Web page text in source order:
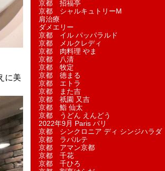
に美
京都 招福亭
京都 シャルキュトリーM
肩治療
ダメエリー
京都 イル パッパラルド
京都 メルクレディ
京都 肉料理 やま
京都 八清
京都 牧定
京都 徳まる
京都 エトラ
京都 また吉
京都 祇園 又吉
京都 鮨 仙太
京都 うどん えんどう
2022年9月 Paris パリ
京都 シンクロニア ディ シンジハラダ
京都 ラパルテ
京都 アマン京都
京都 千花
京都 千ひろ